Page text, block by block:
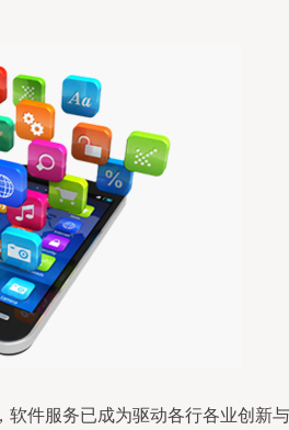
软件服务已成为驱动各行各业创新与